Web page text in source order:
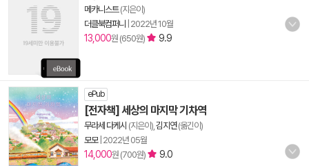
메카니스트(지은이)
더클북컴퍼니
2022년 10월
13,000원 (650원) 9.9
ePub
[전자책] 세상의 마지막 기차역
무라세 다케시 (지은이), 김지연(옮긴이)
모모| 2022년 05월
14,000원 (700원) 9.0